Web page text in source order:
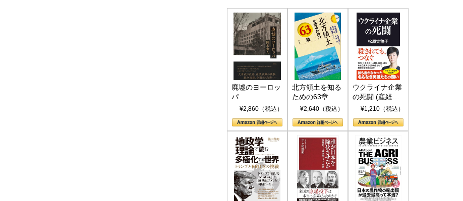
廃墟のヨーロッ
パ
¥2,860（税込）
北方領土を知る
ための63章
¥2,640（税込）
ウクライナ企業
の死闘 (産経セ
レクト S 039)
¥1,210（税込）